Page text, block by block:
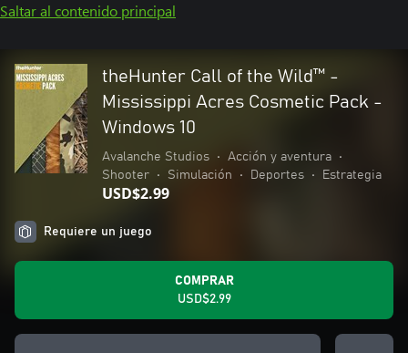
Saltar al contenido principal
theHunter Call of the Wild™ -
Mississippi Acres Cosmetic Pack -
Windows 10
Avalanche Studios • Acción y aventura
•
Shooter
• Simulación • Deportes • Estrategia
USD$2.99
Requiere un juego
COMPRAR
USD$2.99